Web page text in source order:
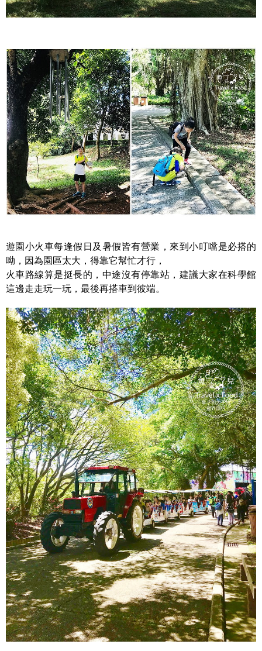
遊園小火車每逢假日及暑假皆有營業，來到小叮噹是必搭的
呦，因為園區太大，得靠它幫忙才行，
火車路線算是挺長的，中途沒有停靠站，建議大家在科學館
這邊走走玩一玩，最後再搭車到彼端。